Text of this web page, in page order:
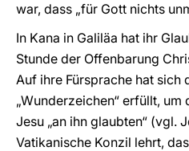
war, dass „für Gott nichts
In Kana in Galiläa hat ihr
Stunde der Offenbarung
Auf ihre Fürsprache hat sich
„Wunderzeichen“ erfüllt,
Jesu „an ihn glaubten“ (vgl.
Vatikanische Konzil lehrt,